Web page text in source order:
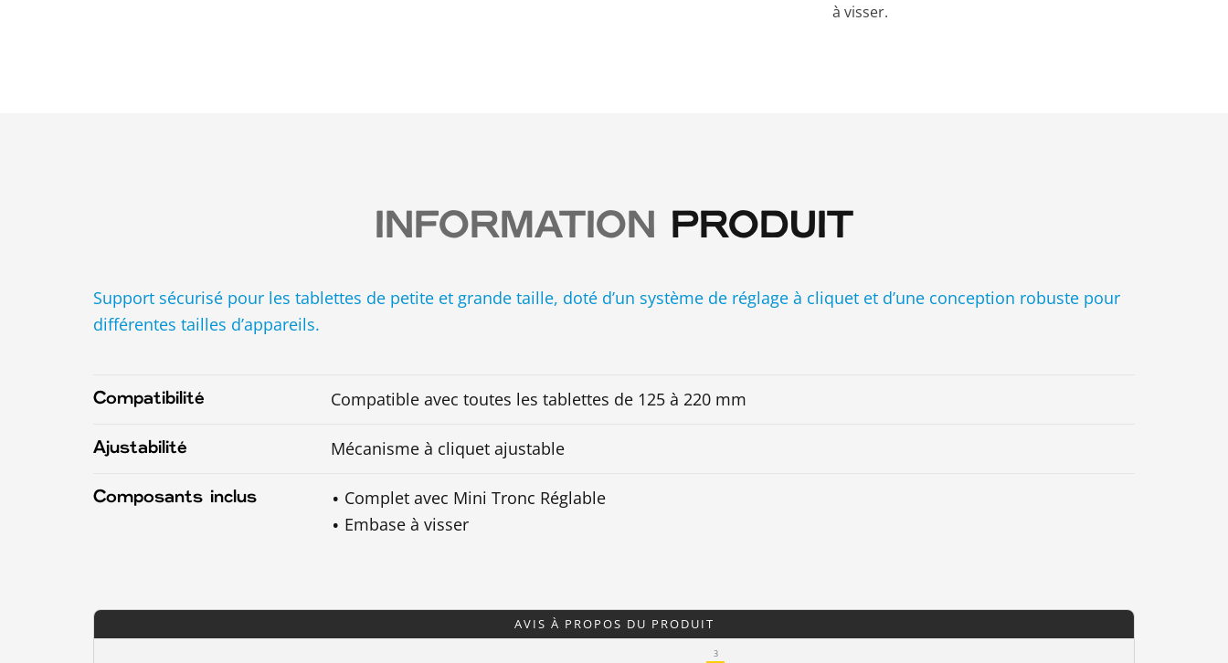
à visser.
INFORMATION PRODUIT
Support sécurisé pour les tablettes de petite et grande taille, doté d’un système de réglage à cliquet et d’une conception robuste pour
différentes tailles d’appareils.
Compatibilité Compatible avec toutes les tablettes de 125 à 220 mm
Ajustabilité Mécanisme à cliquet ajustable
Composants inclus
Complet avec Mini Tronc Réglable
Embase à visser
AVIS À PROPOS DU PRODUIT
3